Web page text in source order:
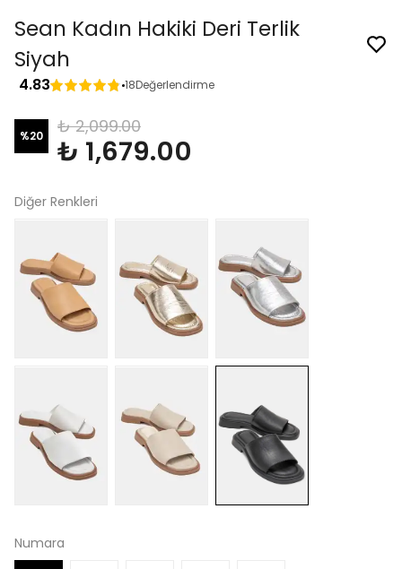
Sean Kadın Hakiki Deri Terlik
Siyah
4.83 18Değerlendirme
%20 ₺ 2,099.00
₺ 1,679.00
Diğer Renkleri
Numara